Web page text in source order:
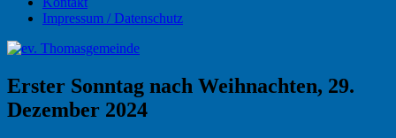
Impressum / Datenschutz
Erster Sonntag nach Weihnachten, 29.
Dezember 2024